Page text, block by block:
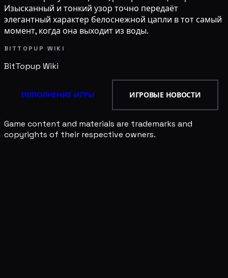
Изысканный и тонкий узор точно передаёт
элегантный характер белоснежной цапли в тот самый
момент, когда она выходит из воды.
BITTOPUP WIKI
BitTopup Wiki
ПОПОЛНЕНИЕ ИГРЫ ИГРОВЫЕ НОВОСТИ
Game content and materials are trademarks and
copyrights of their respective owners.